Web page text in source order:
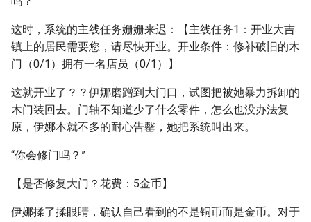
这时，系统的主线任务姗姗来迟：【主线任务1：开业大吉
镇上的居民需要您，请尽快开业。开业条件：修补破旧的木
门（0/1）拥有一名店员（0/1）】
这就开业了？？伊娜磨蹭到大门口，试图把被她暴力拆卸的
木门装回去。门轴不知道少了什么零件，怎么也没办法复
原，伊娜本就不多的耐心告罄，她把系统叫出来。
“你会修门吗？”
【是否修复大门？花费：5金币】
伊娜揉了揉眼睛，确认自己看到的不是铜币而是金币。对于